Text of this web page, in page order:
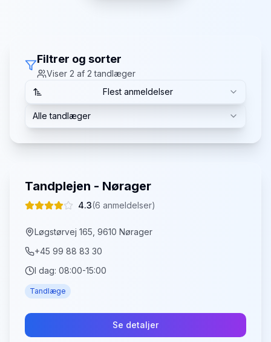
Filtrer og sorter
Viser 2 af 2 tandlæger
Flest anmeldelser
Alle tandlæger
Tandplejen - Nørager
4.3(6 anmeldelser)
Løgstørvej 165, 9610 Nørager
+45 99 88 83 30
I dag: 08:00-15:00
Tandlæge
Se detaljer